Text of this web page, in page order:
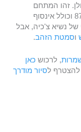
זהו המתחם
הימיביניימי הגדול בעולם שהתחיל בשנת 870 וכולל אינסוף
של נשיא צ'כיה, אבל
וסמטת הזהב.
, לרכוש כאן
להצטרף לסיור מודרך